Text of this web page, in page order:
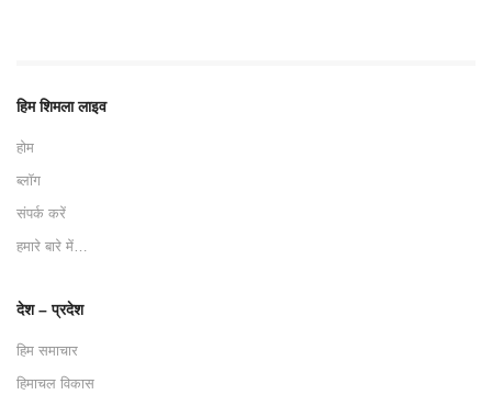
हिम शिमला लाइव
होम
ब्लॉग
संपर्क करें
हमारे बारे में…
देश – प्रदेश
हिम समाचार
हिमाचल विकास